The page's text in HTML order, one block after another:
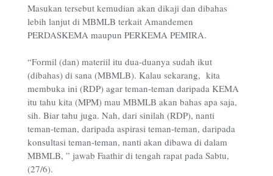
Masukan tersebut kemudian akan dikaji dan dibahas
lebih lanjut di MBMLB terkait Amandemen
PERDASKEMA maupun PERKEMA PEMIRA.
“Formil (dan) materiil itu dua-duanya sudah ikut
(dibahas) di sana (MBMLB). Kalau sekarang, kita
membuka ini (RDP) agar teman-teman daripada KEMA
itu tahu kita (MPM) mau MBMLB akan bahas apa saja,
sih. Biar tahu juga. Nah, dari sinilah (RDP), nanti
teman-teman, daripada aspirasi teman-teman, daripada
konsultasi teman-teman, nanti akan dibawa di dalam
MBMLB, ” jawab Faathir di tengah rapat pada Sabtu,
(27/6).